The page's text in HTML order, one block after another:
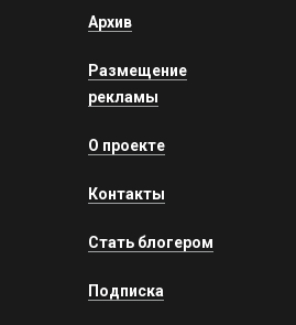
Архив
Размещение
рекламы
О проекте
Контакты
Стать блогером
Подписка